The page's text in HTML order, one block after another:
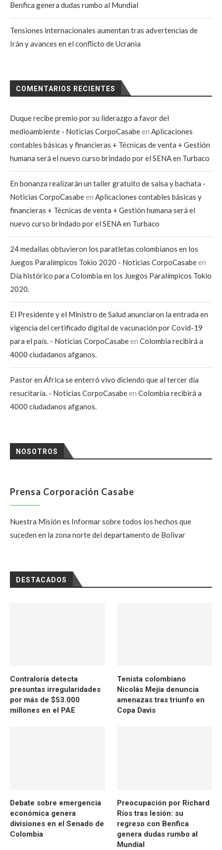
Benfica genera dudas rumbo al Mundial
Tensiones internacionales aumentan tras advertencias de
Irán y avances en el conflicto de Ucrania
COMENTARIOS RECIENTES
Duque recibe premio por su liderazgo a favor del
medioambiente - Noticias CorpoCasabeen Aplicaciones
contables básicas y financieras + Técnicas de venta + Gestión
humana será el nuevo curso brindado por el SENA en Turbaco
En bonanza realizarán un taller gratuito de salsa y bachata -
Noticias CorpoCasabeen Aplicaciones contables básicas y
financieras + Técnicas de venta + Gestión humana será el
nuevo curso brindado por el SENA en Turbaco
24 medallas obtuvieron los paratletas colombianos en los
Juegos Paralímpicos Tokio 2020 - Noticias CorpoCasabeen
Día histórico para Colombia en los Juegos Paralímpicos Tokio
2020.
El Presidente y el Ministro de Salud anunciaron la entrada en
vigencia del certificado digital de vacunación por Covid-19
para el país. - Noticias CorpoCasabeen Colombia recibirá a
4000 ciudadanos afganos.
Pastor en África se enterró vivo diciendo que al tercer día
resucitaría. - Noticias CorpoCasabeen Colombia recibirá a
4000 ciudadanos afganos.
NOSOTROS
Prensa Corporación Casabe
Nuestra Misión es Informar sobre todos los hechos que
suceden en la zona norte del departamento de Bolivar
DESTACADOS
Contraloría detecta
presuntas irregularidades
por más de $53.000
millones en el PAE
Tenista colombiano
Nicolás Mejía denuncia
amenazas tras triunfo en
Copa Davis
Debate sobre emergencia
económica genera
divisiones en el Senado de
Colombia
Preocupación por Richard
Ríos tras lesión: su
regreso con Benfica
genera dudas rumbo al
Mundial